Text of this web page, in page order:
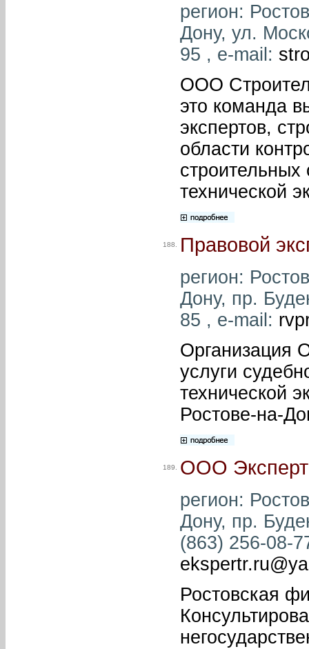
регион:
Дону, ул.
95 , e-mail:
ООО
это команда
экспертов,
области
строительных
технической
188. Правовой
регион:
Дону, пр.
85 , e-mail:
Организация
услуги
технической
Ростове-на-
189. ООО
регион:
Дону, пр.
(863) 256-08-
Ростовская